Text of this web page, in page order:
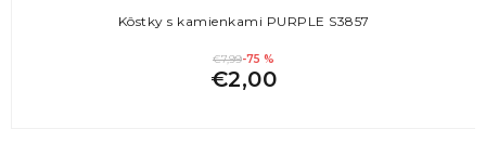
Kôstky s kamienkami PURPLE S3857
€7,99-75 %
€2,00